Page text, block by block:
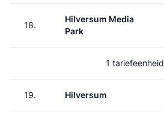
18.
Hilversum Media
Park
1 tariefeenheid
19. Hilversum